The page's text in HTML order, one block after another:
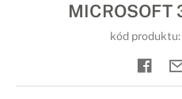
kód produktu: